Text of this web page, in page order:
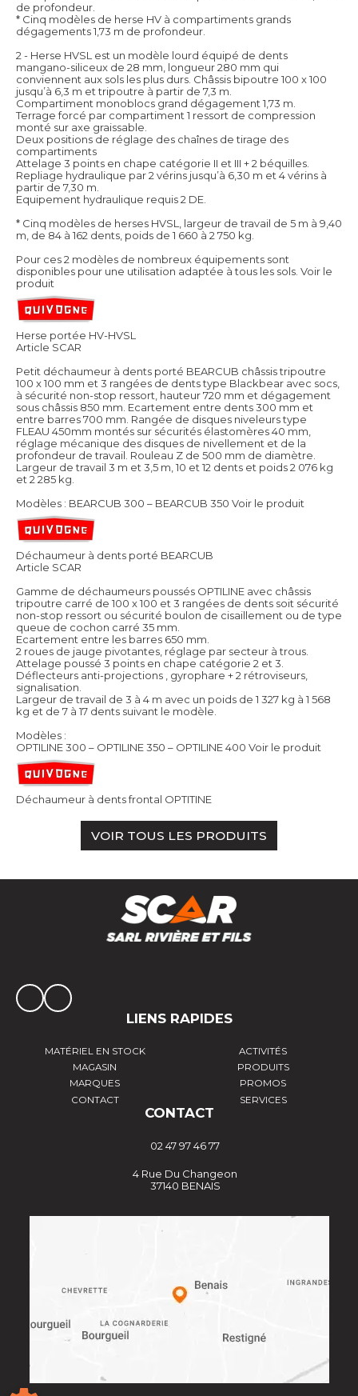
de profondeur.
* Cinq modèles de herse HV à compartiments grands
dégagements 1,73 m de profondeur.
2 - Herse HVSL est un modèle lourd équipé de dents
mangano-siliceux de 28 mm, longueur 280 mm qui
conviennent aux sols les plus durs. Châssis bipoutre 100 x 100
jusqu’à 6,3 m et tripoutre à partir de 7,3 m.
Compartiment monoblocs grand dégagement 1,73 m.
Terrage forcé par compartiment 1 ressort de compression
monté sur axe graissable.
Deux positions de réglage des chaînes de tirage des
compartiments
Attelage 3 points en chape catégorie II et III + 2 béquilles.
Repliage hydraulique par 2 vérins jusqu’à 6,30 m et 4 vérins à
partir de 7,30 m.
Equipement hydraulique requis 2 DE.
* Cinq modèles de herses HVSL, largeur de travail de 5 m à 9,40
m, de 84 à 162 dents, poids de 1 660 à 2 750 kg.
Pour ces 2 modèles de nombreux équipements sont
disponibles pour une utilisation adaptée à tous les sols. Voir le
produit
Herse portée HV-HVSL
Article SCAR
Petit déchaumeur à dents porté BEARCUB châssis tripoutre
100 x 100 mm et 3 rangées de dents type Blackbear avec socs,
à sécurité non-stop ressort, hauteur 720 mm et dégagement
sous châssis 850 mm. Ecartement entre dents 300 mm et
entre barres 700 mm. Rangée de disques niveleurs type
FLEAU 450mm montés sur sécurités élastomères 40 mm,
réglage mécanique des disques de nivellement et de la
profondeur de travail. Rouleau Z de 500 mm de diamètre.
Largeur de travail 3 m et 3,5 m, 10 et 12 dents et poids 2 076 kg
et 2 285 kg.
Modèles : BEARCUB 300 – BEARCUB 350 Voir le produit
Déchaumeur à dents porté BEARCUB
Article SCAR
Gamme de déchaumeurs poussés OPTILINE avec châssis
tripoutre carré de 100 x 100 et 3 rangées de dents soit sécurité
non-stop ressort ou sécurité boulon de cisaillement ou de type
queue de cochon carré 35 mm.
Ecartement entre les barres 650 mm.
2 roues de jauge pivotantes, réglage par secteur à trous.
Attelage poussé 3 points en chape catégorie 2 et 3.
Déflecteurs anti-projections , gyrophare + 2 rétroviseurs,
signalisation.
Largeur de travail de 3 à 4 m avec un poids de 1 327 kg à 1 568
kg et de 7 à 17 dents suivant le modèle.
Modèles :
OPTILINE 300 – OPTILINE 350 – OPTILINE 400 Voir le produit
Déchaumeur à dents frontal OPTITINE
VOIR TOUS LES PRODUITS
LIENS RAPIDES
MATÉRIEL EN STOCK
ACTIVITÉS
MAGASIN
PRODUITS
MARQUES
PROMOS
CONTACT
SERVICES
CONTACT
02 47 97 46 77
4 Rue Du Changeon
37140 BENAIS